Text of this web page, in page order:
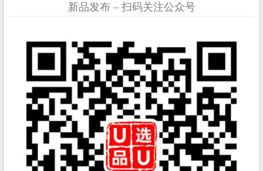
新品发布 – 扫码关注公众号